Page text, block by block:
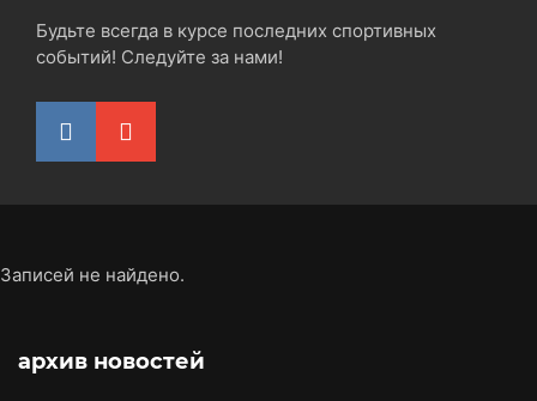
Будьте всегда в курсе последних спортивных
событий! Следуйте за нами!
Записей не найдено.
архив новостей